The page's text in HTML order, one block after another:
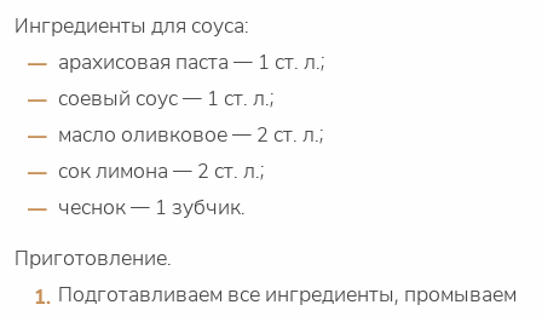
Ингредиенты для соуса:
арахисовая паста — 1 ст. л.;
соевый соус — 1 ст. л.;
масло оливковое — 2 ст. л.;
сок лимона — 2 ст. л.;
чеснок — 1 зубчик.
Приготовление.
Подготавливаем все ингредиенты, промываем